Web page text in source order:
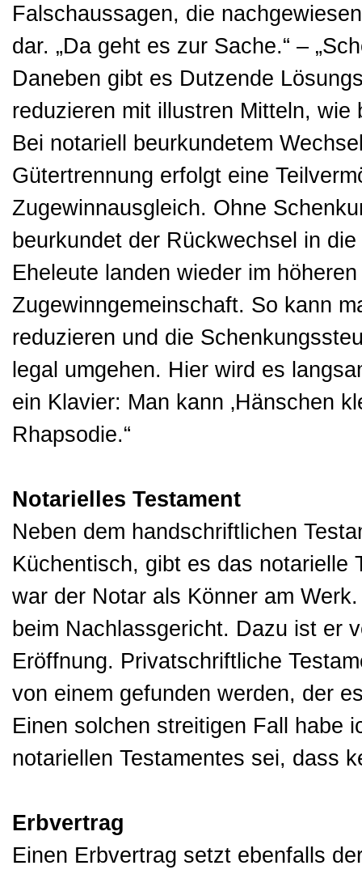
Falschaussagen, die
dar. „Da geht es zur Sache.“ –
Daneben gibt es Dutzende
reduzieren mit illustren Mitteln, wie
Bei notariell beurkundetem
Gütertrennung erfolgt eine
Zugewinnausgleich. Ohne
beurkundet der Rückwechsel in
Eheleute landen wieder im
Zugewinngemeinschaft. So kann
reduzieren und die
legal umgehen. Hier wird es
ein Klavier: Man kann ‚Hänschen
Rhapsodie.“
Notarielles Testament
Neben dem handschriftlichen
Küchentisch, gibt es das notarielle
war der Notar als Könner am
beim Nachlassgericht. Dazu ist er
Eröffnung. Privatschriftliche
von einem gefunden werden, der
Einen solchen streitigen Fall habe
notariellen Testamentes sei, dass
Erbvertrag
Einen Erbvertrag setzt ebenfalls